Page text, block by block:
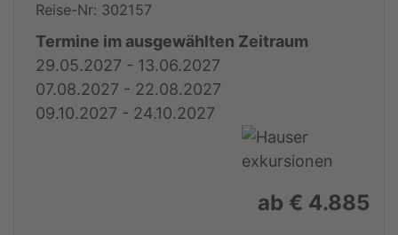
Reise-Nr: 302157
Termine im ausgewählten Zeitraum
29.05.2027 - 13.06.2027
07.08.2027 - 22.08.2027
09.10.2027 - 24.10.2027
ab € 4.885